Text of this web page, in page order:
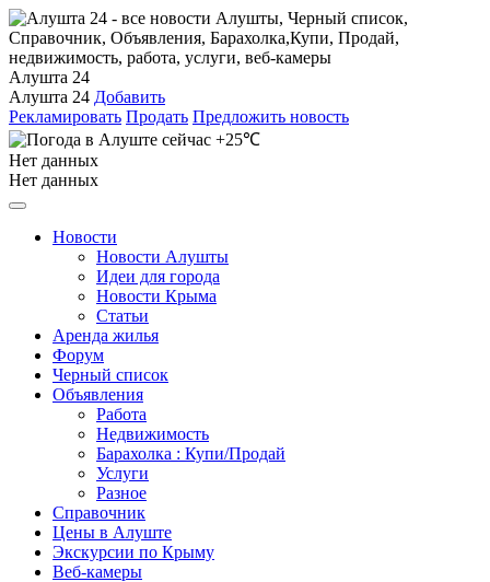
Алушта 24
Алушта 24 Добавить
Рекламировать Продать Предложить новость
+25℃
Нет данных
Нет данных
Новости
Новости Алушты
Идеи для города
Новости Крыма
Статьи
Аренда жилья
Форум
Черный список
Объявления
Работа
Недвижимость
Барахолка : Купи/Продай
Услуги
Разное
Справочник
Цены в Алуште
Экскурсии по Крыму
Веб-камеры